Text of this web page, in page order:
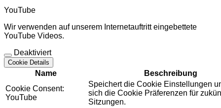
YouTube
Wir verwenden auf unserem Internetauftritt eingebettete
YouTube Videos.
Deaktiviert
Cookie Details
Name
Beschreibung
Cookie Consent:
YouTube
Speichert die Cookie Einstellungen
sich die Cookie Präferenzen für
Sitzungen.